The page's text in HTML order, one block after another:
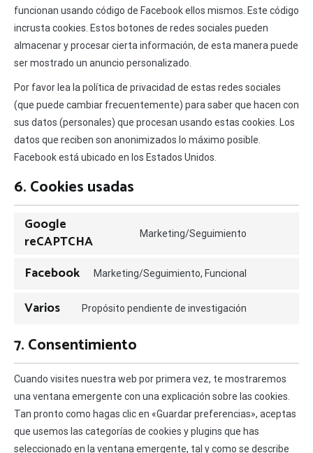
funcionan usando código de Facebook ellos mismos. Este código
incrusta cookies. Estos botones de redes sociales pueden
almacenar y procesar cierta información, de esta manera puede
ser mostrado un anuncio personalizado.
Por favor lea la política de privacidad de estas redes sociales
(que puede cambiar frecuentemente) para saber que hacen con
sus datos (personales) que procesan usando estas cookies. Los
datos que reciben son anonimizados lo máximo posible.
Facebook está ubicado en los Estados Unidos.
6. Cookies usadas
Google
reCAPTCHA
Marketing/Seguimiento
Facebook Marketing/Seguimiento, Funcional
Varios Propósito pendiente de investigación
7. Consentimiento
Cuando visites nuestra web por primera vez, te mostraremos
una ventana emergente con una explicación sobre las cookies.
Tan pronto como hagas clic en «Guardar preferencias», aceptas
que usemos las categorías de cookies y plugins que has
seleccionado en la ventana emergente, tal y como se describe